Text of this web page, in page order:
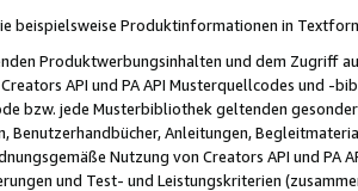
beispielsweise Produktinformationen in
Produktwerbungsinhalten und dem Zugriff
API und PA API Musterquellcodes und
bzw. jede Musterbibliothek geltenden
Benutzerhandbücher, Anleitungen,
Nutzung von Creators API und PA
und Test- und Leistungskriterien